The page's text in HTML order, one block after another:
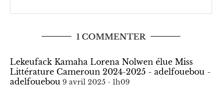
1 COMMENTER
Lekeufack Kamaha Lorena Nolwen élue Miss
Littérature Cameroun 2024-2025 - adelfouebou -
adelfouebou 9 avril 2025 - 1h09